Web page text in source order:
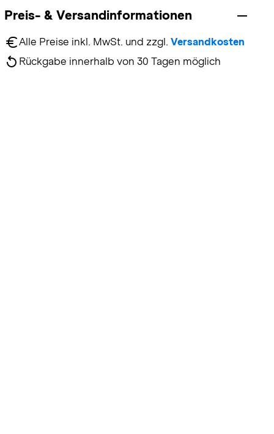
Preis- & Versandinformationen
Alle Preise inkl. MwSt. und zzgl. Versandkosten
Rückgabe innerhalb von 30 Tagen möglich